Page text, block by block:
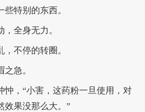
特别的东西。
全身无力。
，不停的转圈。
急。
忡，“小害，这药粉一旦使用，对
效果没那么大。”